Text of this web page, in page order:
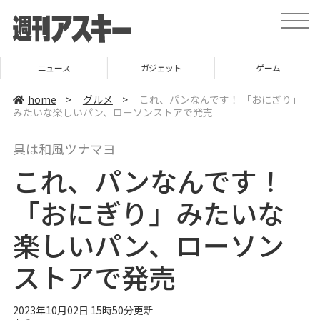
t
o
v
ニュース ガジェット ゲーム
home > グルメ >
これ、パンなんです！ 「おにぎり」
みたいな楽しいパン、ローソンストアで発売
具は和風ツナマヨ
これ、パンなんです！
「おにぎり」みたいな
楽しいパン、ローソン
ストアで発売
2023年10月02日 15時50分更新